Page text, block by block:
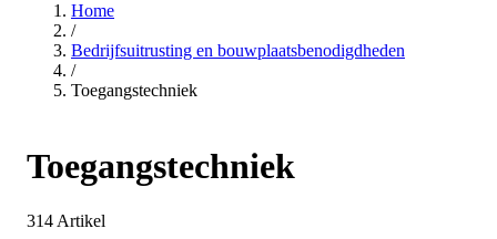
Home
/
Bedrijfsuitrusting en bouwplaatsbenodigdheden
/
Toegangstechniek
Toegangstechniek
314 Artikel